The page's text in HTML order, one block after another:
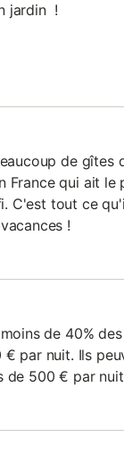
jardin !
de gîtes
France qui ait le
C'est tout ce
!
de 40%
par nuit. Ils
de 500 € par